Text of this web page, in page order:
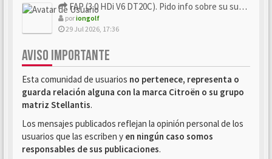
FAP (3.0 HDi V6 DT20C). Pido info sobre su sustitución
poriongolf
29 Jul 2026, 17:36
AVISO IMPORTANTE
Esta comunidad de usuarios no pertenece, representa o
guarda relación alguna con la marca Citroën o su grupo
matriz Stellantis.
Los mensajes publicados reflejan la opinión personal de los
usuarios que las escriben y en ningún caso somos
responsables de sus publicaciones.